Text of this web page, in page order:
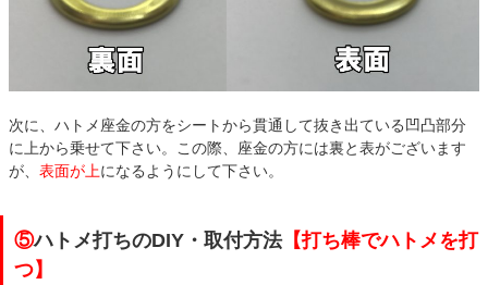
次に、ハトメ座金の方をシートから貫通して抜き出ている凹凸部分
に上から乗せて下さい。この際、座金の方には裏と表がございます
が、 表面が上になるようにして下さい。
⑤ハトメ打ちのDIY・取付方法【打ち棒でハトメを打
つ】